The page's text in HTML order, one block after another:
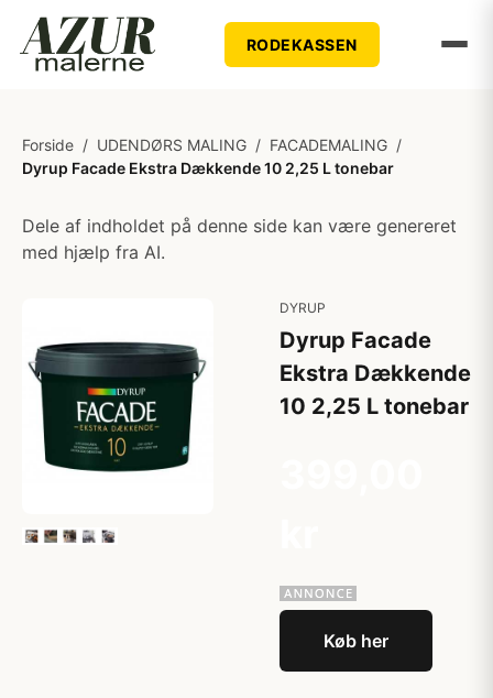
RODEKASSEN
Forside / UDENDØRS MALING / FACADEMALING /
Dyrup Facade Ekstra Dækkende 10 2,25 L tonebar
Dele af indholdet på denne side kan være genereret
med hjælp fra AI.
DYRUP
Dyrup Facade
Ekstra Dækkende
10 2,25 L tonebar
Køb her